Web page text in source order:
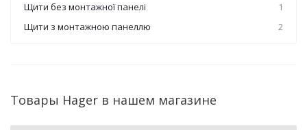
Щити без монтажної панелі
1
Щити з монтажною панеллю
2
Товары Hager в нашем магазине